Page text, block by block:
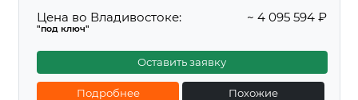
Цена во Владивостоке:
"под ключ"
~ 4 095 594 ₽
Оставить заявку
Подробнее Похожие